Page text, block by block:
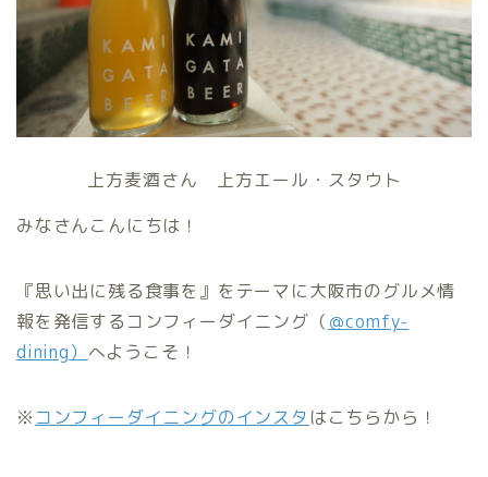
上方麦酒さん 上方エール・スタウト
みなさんこんにちは！
『思い出に残る食事を』をテーマに大阪市のグルメ情
報を発信するコンフィーダイニング（ ＠comfy-
dining） へようこそ！
※ コンフィーダイニングのインスタ はこちらから！